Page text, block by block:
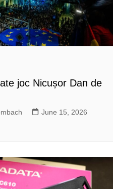
joc Nicușor Dan de
June 15, 2026